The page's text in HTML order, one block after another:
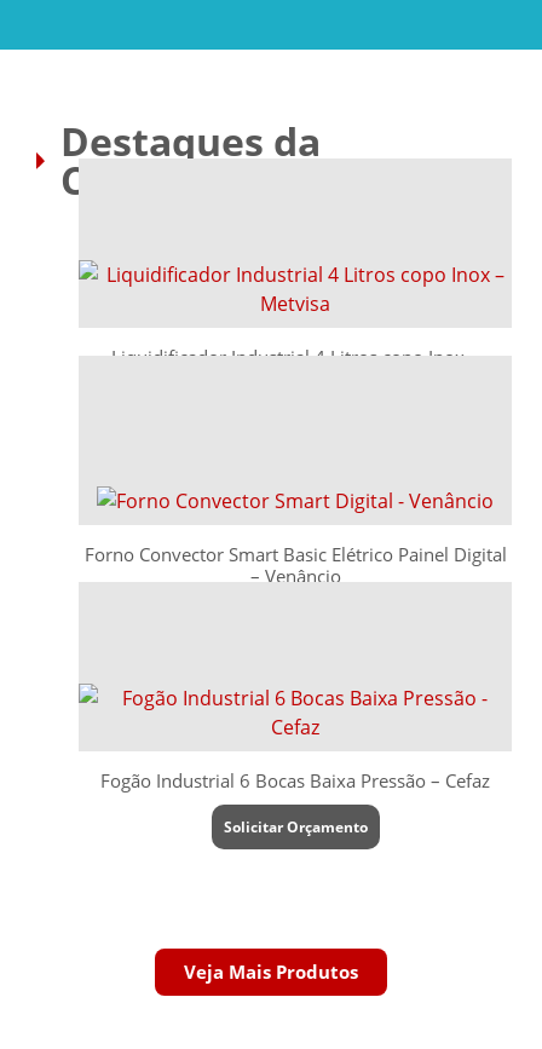
Destaques da
Chamazul
Liquidificador Industrial 4 Litros copo Inox –
Forno Convector Smart Basic Elétrico Painel Digital
– Venâncio
Fogão Industrial 6 Bocas Baixa Pressão – Cefaz
Solicitar Orçamento
Veja Mais Produtos